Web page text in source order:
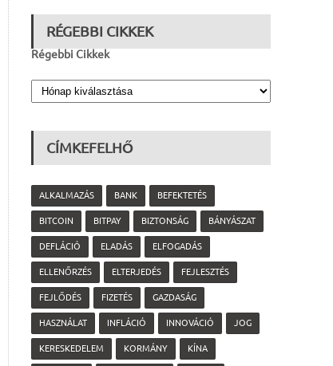
RÉGEBBI CIKKEK
Régebbi Cikkek
CÍMKEFELHŐ
ALKALMAZÁS BANK BEFEKTETÉS
BITCOIN BITPAY BIZTONSÁG BÁNYÁSZAT
DEFLÁCIÓ ELADÁS ELFOGADÁS
ELLENŐRZÉS ELTERJEDÉS FEJLESZTÉS
FEJLŐDÉS FIZETÉS GAZDASÁG
HASZNÁLAT INFLÁCIÓ INNOVÁCIÓ JOG
KERESKEDELEM KORMÁNY KÍNA